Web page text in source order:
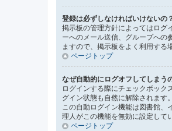
登録は必ずしなければいけないの
掲示板の管理方針によってはログ
ーへのメール送信、グループへの
ますので、掲示板をよく利用する
ページトップ
なぜ自動的にログオフしてしまう
ログインする際にチェックボック
グイン状態も自然に解除されます
この自動ログイン機能は図書館
理人がこの機能を無効に設定して
ページトップ